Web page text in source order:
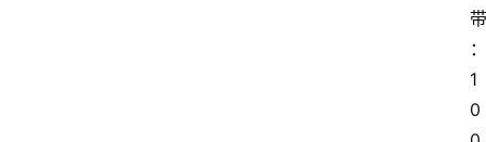
带
：
1
0